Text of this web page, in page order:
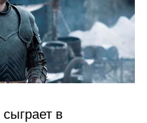
в